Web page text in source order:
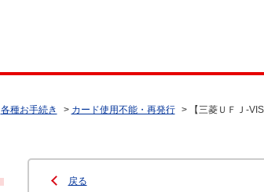
各種お手続き > カード使用不能・再発行 >
【三菱ＵＦＪ-
戻る